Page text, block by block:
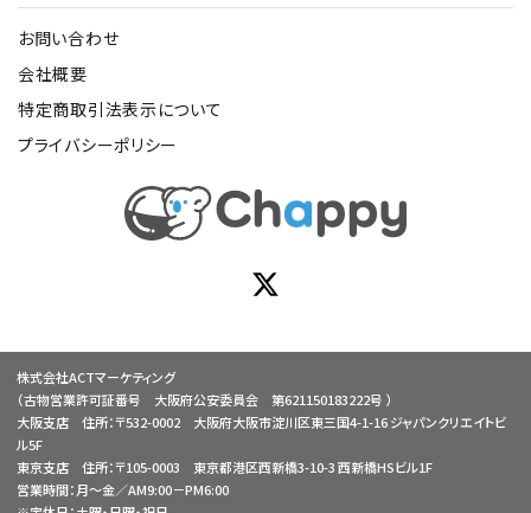
お問い合わせ
会社概要
特定商取引法表示について
プライバシーポリシー
株式会社ACTマーケティング
（古物営業許可証番号 大阪府公安委員会 第621150183222号 ）
大阪支店 住所：〒532-0002 大阪府大阪市淀川区東三国4-1-16 ジャパンクリエイトビ
ル5F
東京支店 住所：〒105-0003 東京都港区西新橋3-10-3 西新橋HSビル1F
営業時間：月～金／AM9:00－PM6:00